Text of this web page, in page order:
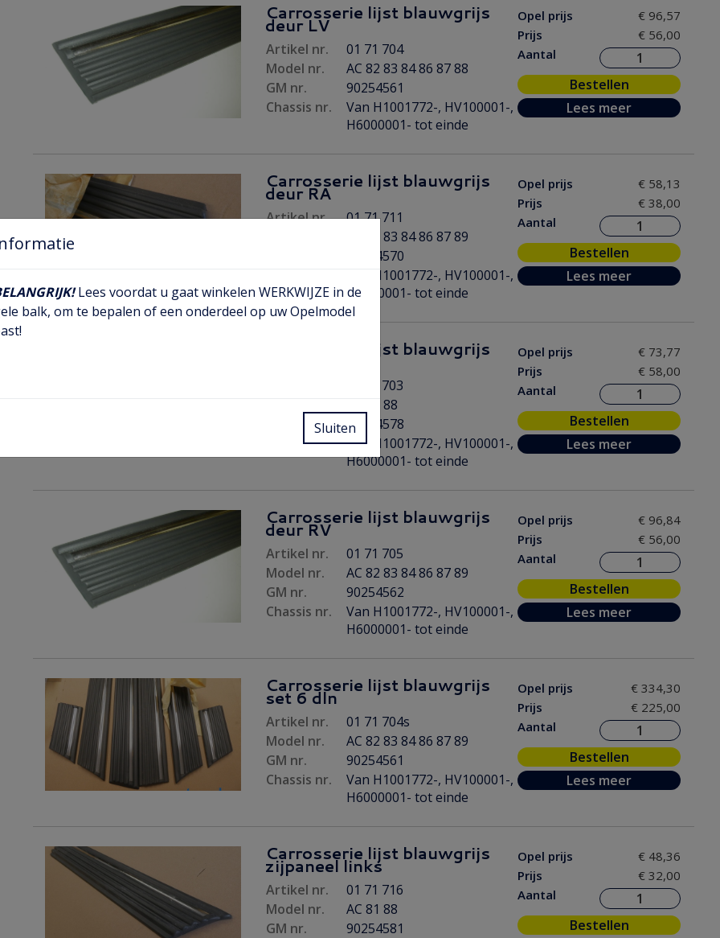
Carrosserie lijst blauwgrijs
deur LV
Artikel nr.
01 71 704
Model nr.
AC 82 83 84 86 87 88
GM nr.
90254561
Chassis nr.
Van H1001772-, HV100001-,
H6000001- tot einde
Opel prijs
€ 96,57
Prijs
€ 56,00
Aantal
Bestellen
Lees meer
Carrosserie lijst blauwgrijs
deur RA
Artikel nr.
01 71 711
AC 82 83 84 86 87 89
90254570
Van H1001772-, HV100001-,
H6000001- tot einde
Opel prijs
€ 58,13
Prijs
€ 38,00
Aantal
Bestellen
Lees meer
Carrosserie lijst blauwgrijs
01 71 703
AC 81 88
90254578
Chassis nr.
Van H1001772-, HV100001-,
H6000001- tot einde
Opel prijs
€ 73,77
Prijs
€ 58,00
Aantal
Bestellen
Lees meer
Carrosserie lijst blauwgrijs
deur RV
Artikel nr.
01 71 705
Model nr.
AC 82 83 84 86 87 89
GM nr.
90254562
Chassis nr.
Van H1001772-, HV100001-,
H6000001- tot einde
Opel prijs
€ 96,84
Prijs
€ 56,00
Aantal
Bestellen
Lees meer
Carrosserie lijst blauwgrijs
set 6 dln
Artikel nr.
01 71 704s
Model nr.
AC 82 83 84 86 87 89
GM nr.
90254561
Chassis nr.
Van H1001772-, HV100001-,
H6000001- tot einde
Opel prijs
€ 334,30
Prijs
€ 225,00
Aantal
Bestellen
Lees meer
Carrosserie lijst blauwgrijs
zijpaneel links
Artikel nr.
01 71 716
Model nr.
AC 81 88
GM nr.
90254581
Opel prijs
€ 48,36
Prijs
€ 32,00
Aantal
Bestellen
Lees voordat u gaat winkelen WERKWIJZE in de
balk, om te bepalen of een onderdeel op uw Opelmodel
Sluiten